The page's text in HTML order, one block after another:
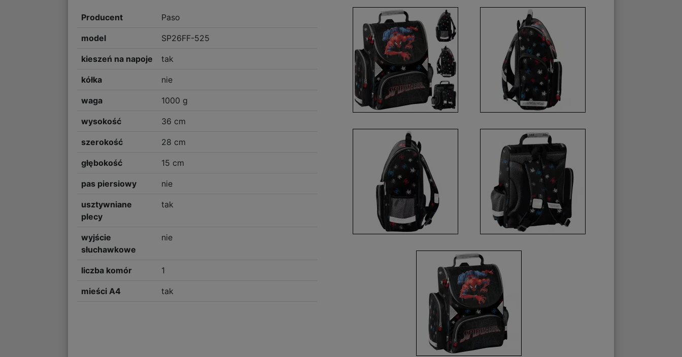
Producent Paso
model SP26FF-525
kieszeń na napoje tak
kółka nie
waga 1000 g
wysokość 36 cm
szerokość 28 cm
głębokość 15 cm
pas piersiowy nie
usztywniane
plecy
tak
wyjście
słuchawkowe
nie
liczba komór 1
mieści A4 tak